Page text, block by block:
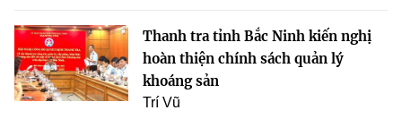
Thanh tra tỉnh Bắc Ninh kiến nghị
hoàn thiện chính sách quản lý
khoáng sản
Trí Vũ